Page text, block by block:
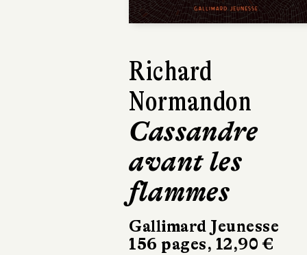
Richard
Normandon
Cassandre
avant les
flammes
Gallimard Jeunesse
156 pages, 12,90 €